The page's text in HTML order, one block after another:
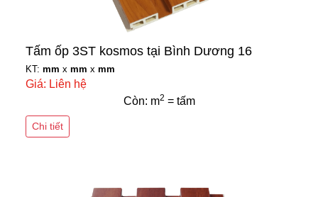
Tấm ốp 3ST kosmos tại Bình Dương 16
KT: mm x mm x mm
Giá: Liên hệ
Còn: m2 = tấm
Chi tiết